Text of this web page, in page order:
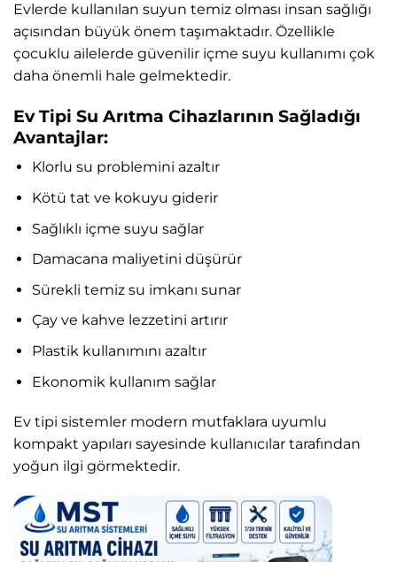
Evlerde kullanılan suyun temiz olması insan sağlığı
açısından büyük önem taşımaktadır. Özellikle
çocuklu ailelerde güvenilir içme suyu kullanımı çok
daha önemli hale gelmektedir.
Ev Tipi Su Arıtma Cihazlarının Sağladığı
Avantajlar:
Klorlu su problemini azaltır
Kötü tat ve kokuyu giderir
Sağlıklı içme suyu sağlar
Damacana maliyetini düşürür
Sürekli temiz su imkanı sunar
Çay ve kahve lezzetini artırır
Plastik kullanımını azaltır
Ekonomik kullanım sağlar
Ev tipi sistemler modern mutfaklara uyumlu
kompakt yapıları sayesinde kullanıcılar tarafından
yoğun ilgi görmektedir.